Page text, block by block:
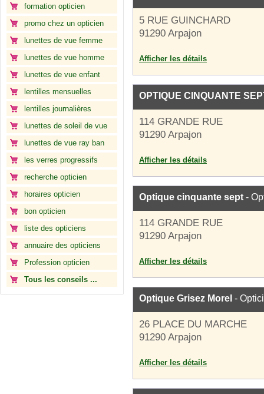
formation opticien
promo chez un opticien
lunettes de vue femme
lunettes de vue homme
lunettes de vue enfant
lentilles mensuelles
lentilles journalières
lunettes de soleil de vue
lunettes de vue ray ban
les verres progressifs
recherche opticien
horaires opticien
bon opticien
liste des opticiens
annuaire des opticiens
Profession opticien
Tous les conseils ...
5 RUE GUINCHARD
91290 Arpajon
Afficher les détails
OPTIQUE CINQUANTE
114 GRANDE RUE
91290 Arpajon
Afficher les détails
Optique cinquante sept -
114 GRANDE RUE
91290 Arpajon
Afficher les détails
Optique Grisez Morel -
26 PLACE DU MARCHE
91290 Arpajon
Afficher les détails